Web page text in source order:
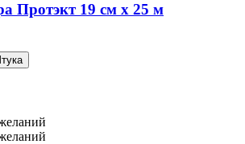
Протэкт 19 см х 25 м